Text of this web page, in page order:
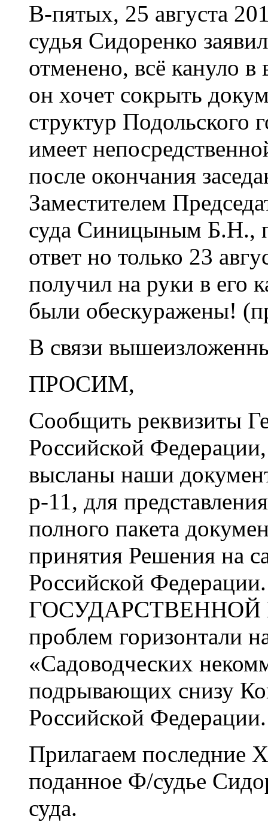
В-пятых, 25 августа
судья Сидоренко
отменено, всё кануло
он хочет сокрыть
структур Подольского
имеет
после окончания
Заместителем
суда Синицыным Б.Н.,
ответ но только 23
получил на руки в его
были обескуражены!
В связи
ПРОСИМ,
Сообщить реквизиты
Российской
высланы наши
р-11, для
полного пакета
принятия Решения на
Российской
ГОСУДАРСТВЕННОЙ
проблем горизонтали
«Садоводческих
подрывающих снизу
Российской Федерации.
Прилагаем последние
поданное Ф/судье
суда.